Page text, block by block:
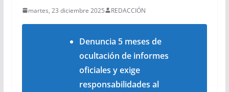
martes, 23 diciembre 2025 REDACCIÓN
Denuncia 5 meses de
ocultación de informes
oficiales y exige
responsabilidades al